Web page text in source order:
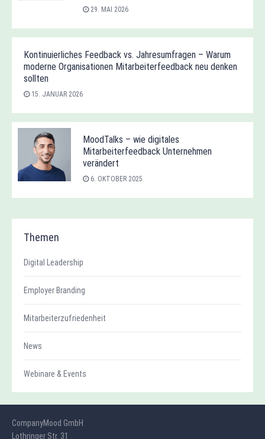
29. MAI 2026
Kontinuierliches Feedback vs. Jahresumfragen – Warum
moderne Organisationen Mitarbeiterfeedback neu denken
sollten
15. JANUAR 2026
MoodTalks – wie digitales
Mitarbeiterfeedback Unternehmen
verändert
6. OKTOBER 2025
Themen
Digital Leadership
Employer Branding
Mitarbeiterzufriedenheit
News
Webinare & Events
CompanyMood GmbH
Lothringer Str. 31